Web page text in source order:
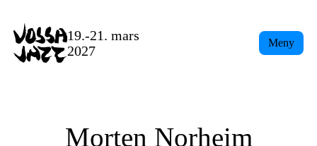
content
19.-21. mars
2027
Meny
Morten Norheim